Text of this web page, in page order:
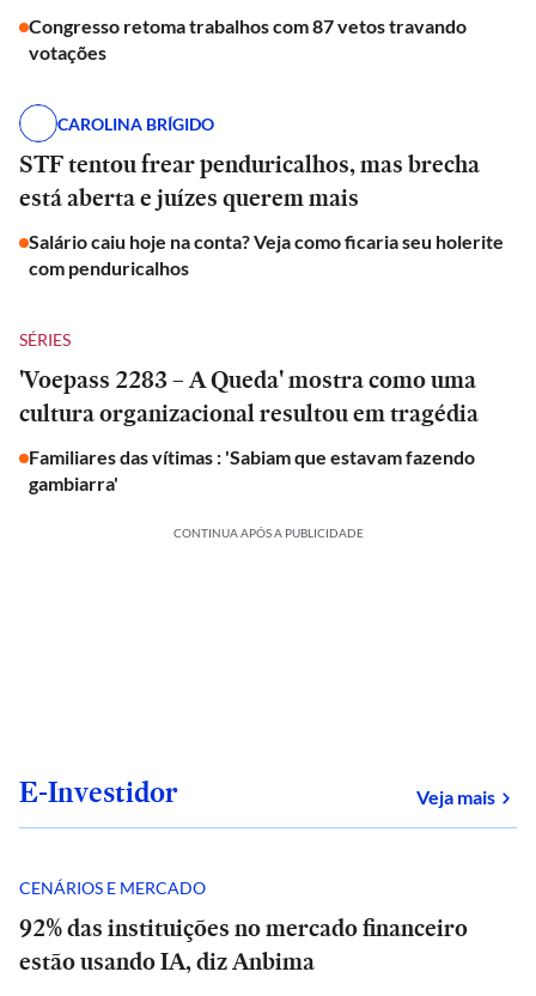
Congresso retoma trabalhos com 87 vetos travando
votações
CAROLINA BRÍGIDO
STF tentou frear penduricalhos, mas brecha
está aberta e juízes querem mais
Salário caiu hoje na conta? Veja como ficaria seu holerite
com penduricalhos
SÉRIES
'Voepass 2283 – A Queda' mostra como uma
cultura organizacional resultou em tragédia
Familiares das vítimas : 'Sabiam que estavam fazendo
gambiarra'
CONTINUA APÓS A PUBLICIDADE
E-Investidor Veja mais
CENÁRIOS E MERCADO
92% das instituições no mercado financeiro
estão usando IA, diz Anbima